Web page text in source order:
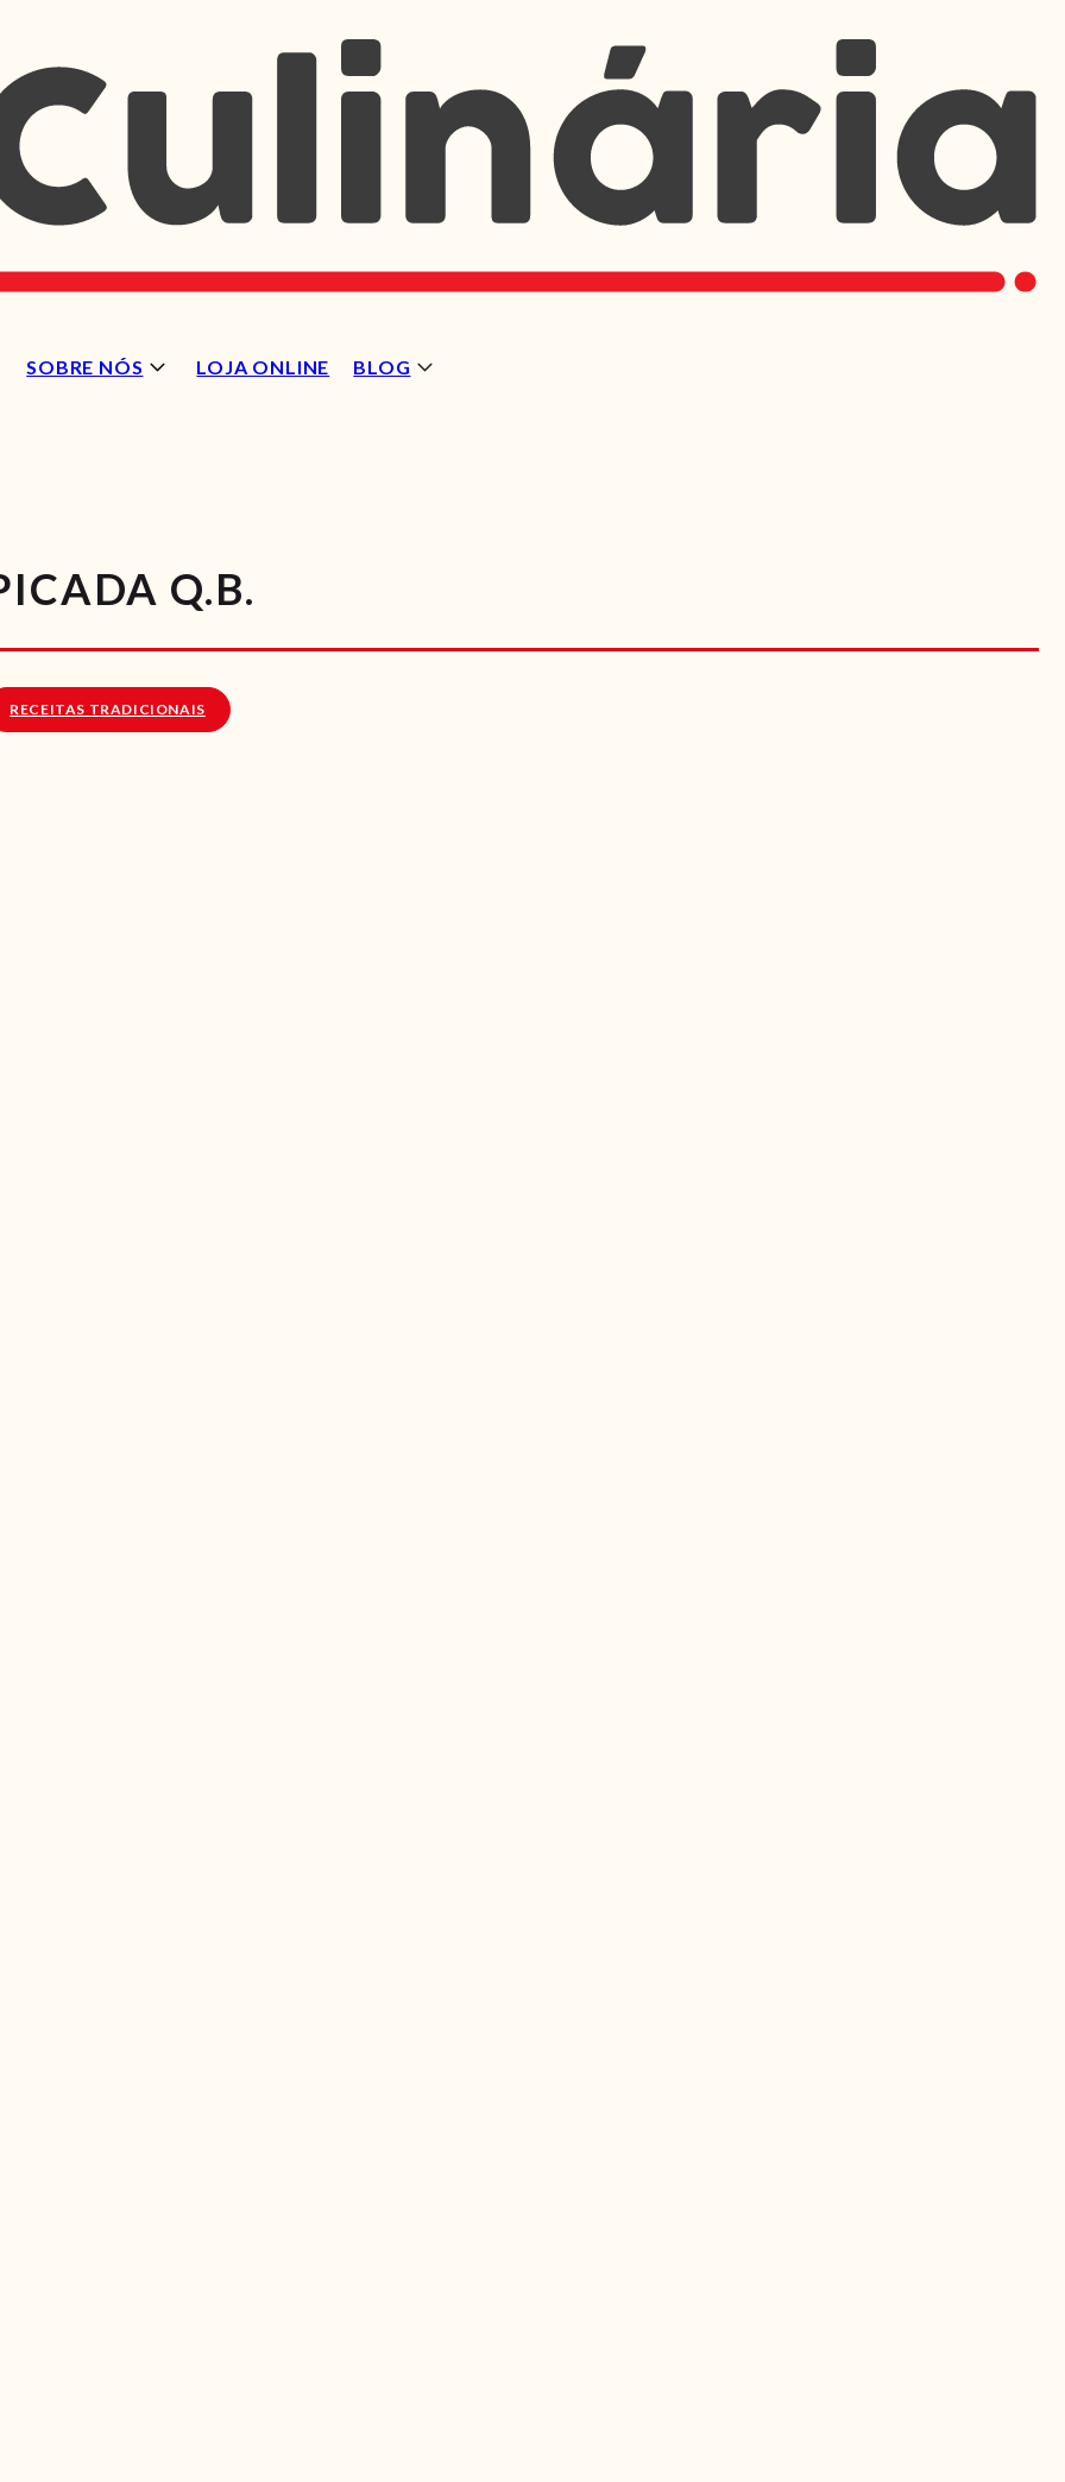
SOBRE NÓS LOJA ONLINE BLOG
Q.B.
RECEITAS TRADICIONAIS